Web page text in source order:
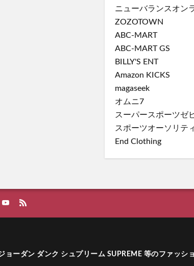
ニューバランスオン
ZOZOTOWN
ABC-MART
ABC-MART GS
BILLY'S ENT
Amazon KICKS
magaseek
オムニ7
スーパースポーツゼ
スポーツオーソリテ
End Clothing
ーダン ダンク シュプリーム SUPREME 等のファッシ